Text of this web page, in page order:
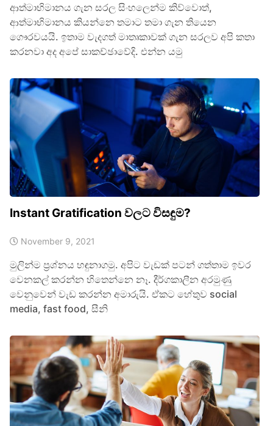
ආත්මාභිමානය ගැන සරල සිංහලෙන්ම කිව්වොත්,
ආත්මාභිමානය කියන්නෙ තමාට තමා ගැන තියෙන
ගෞරවයයි. ඉතාම වැදගත් මාතෘකාවක් ගැන සරලව අපි කතා
කරනවා අද අපේ සාකච්ඡාවේදි. එන්න යමු
Instant Gratification වලට විසඳුම?
November 9, 2021
මුලින්ම ප්‍රශ්නය හඳුනාගමු. අපිට වැඩක් පටන් ගත්තාම ඉවර
වෙනකල් කරන්න හිතෙන්නෙ නෑ. දීර්ගකාලීන අරමුණු
වෙනුවෙන් වැඩ කරන්න අමාරුයි. ඒකට හේතුව social
media, fast food, සීනි